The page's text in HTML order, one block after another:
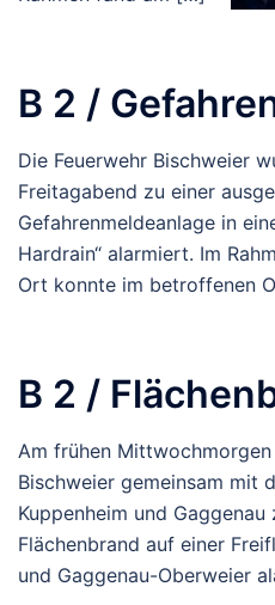
B 2 /
Die Feuerwehr Bischweier
Freitagabend zu einer
Gefahrenmeldeanlage in
Hardrain“ alarmiert. Im
Ort konnte im betroffenen
B 2 /
Am frühen
Bischweier gemeinsam mit
Kuppenheim und
Flächenbrand auf einer
und Gaggenau-Oberweier